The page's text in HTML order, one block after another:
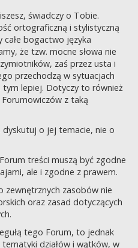
świadczy o Tobie.
ortograficzną i stylistyczną
bogactwo języka
że tzw. mocne słowa nie
zaś przez usta i
przechodzą w sytuacjach
tym lepiej. Dotyczy to również
z taką
dyskutuj o jej temacie, nie o
treści muszą być zgodne
ale i zgodne z prawem.
zewnętrznych zasobów nie
oraz zasad dotyczących
tego Forum, to jednak
działów i wątków, w